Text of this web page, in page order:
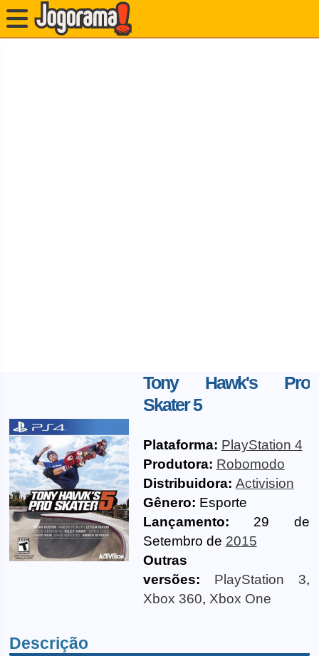
Tony Hawk's Pro
Skater 5
Plataforma: PlayStation 4
Produtora: Robomodo
Distribuidora: Activision
Gênero: Esporte
Lançamento: 29 de
Setembro de 2015
Outras
versões:
PlayStation 3,
Xbox 360, Xbox One
Descrição